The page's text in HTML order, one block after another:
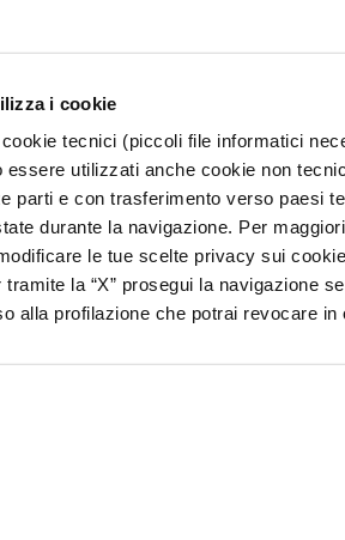
i cookie
tecnici (piccoli file informatici
essere utilizzati anche cookie non
parti e con trasferimento verso paesi
durante la navigazione. Per
le tue scelte privacy sui
la “X” prosegui la navigazione
alla profilazione che potrai revocare
Italia S.r.l. | P.IVA 07367670481
Holding Daniel S.r.l., tutti i diritti riservati
dei Dati (Art. 37 del REG UE 2016/679)
Parise privacy@giuntipsy.com